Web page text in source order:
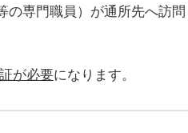
専門職員）が通所先へ訪
が必要になります。